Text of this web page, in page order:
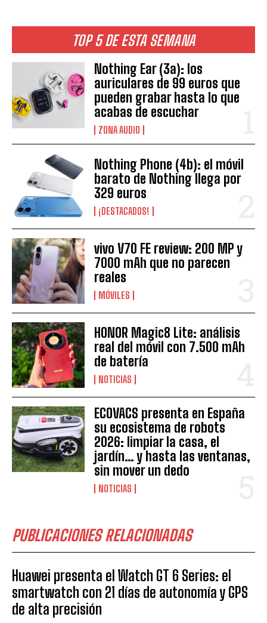
TOP 5 DE ESTA SEMANA
Nothing Ear (3a): los
auriculares de 99 euros que
pueden grabar hasta lo que
acabas de escuchar
ZONA AUDIO
Nothing Phone (4b): el móvil
barato de Nothing llega por
329 euros
¡DESTACADOS!
vivo V70 FE review: 200 MP y
7000 mAh que no parecen
reales
MÓVILES
HONOR Magic8 Lite: análisis
real del móvil con 7.500 mAh
de batería
NOTICIAS
ECOVACS presenta en España
su ecosistema de robots
2026: limpiar la casa, el
jardín… y hasta las ventanas,
sin mover un dedo
NOTICIAS
PUBLICACIONES RELACIONADAS
Huawei presenta el Watch GT 6 Series: el
smartwatch con 21 días de autonomía y GPS
de alta precisión